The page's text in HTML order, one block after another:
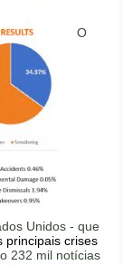
O
Unidos - que
principais crises
232 mil notícias